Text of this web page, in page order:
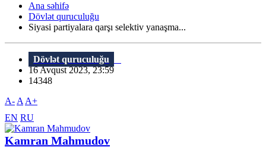
Ana səhifə
Dövlət quruculuğu
Siyasi partiyalara qarşı selektiv yanaşma...
Dövlət quruculuğu
16 Avqust 2023, 23:59
14348
A- A A+
EN RU
Kamran Mahmudov